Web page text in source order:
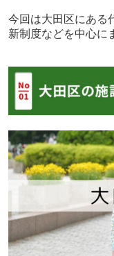
今回は大田区にある
新制度などを中心に